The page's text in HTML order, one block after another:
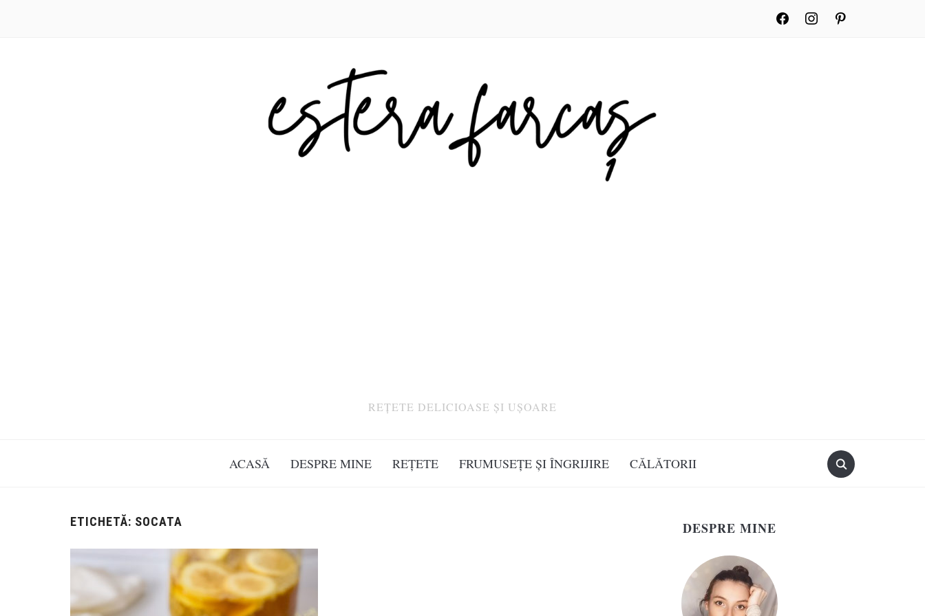
facebook instagrampinterest
REȚETE DELICIOASE ȘI UȘOARE
ACASĂ DESPRE MINE REȚETE FRUMUSEȚE ȘI ÎNGRIJIRE CĂLĂTORII
ETICHETĂ: SOCATA DESPRE MINE